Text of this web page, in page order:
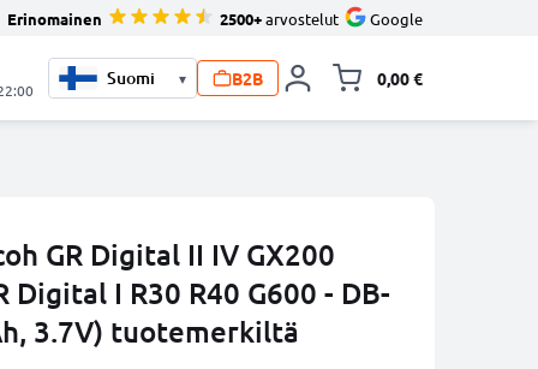
Erinomainen 2500+arvostelut Google
▾ B2B 0,00 €
GR Digital II IV GX200
Digital I R30 R40 G600 - DB-
3.7V) tuotemerkiltä